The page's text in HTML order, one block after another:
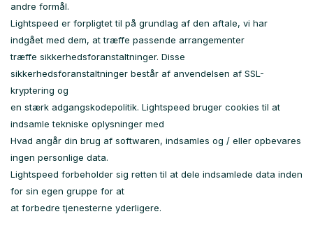
andre formål.
Lightspeed er forpligtet til på grundlag af den aftale, vi har
indgået med dem, at træffe passende arrangementer
træffe sikkerhedsforanstaltninger. Disse
sikkerhedsforanstaltninger består af anvendelsen af ​​SSL-
kryptering og
en stærk adgangskodepolitik. Lightspeed bruger cookies til at
indsamle tekniske oplysninger med
Hvad angår din brug af softwaren, indsamles og / eller opbevares
ingen personlige data.
Lightspeed forbeholder sig retten til at dele indsamlede data inden
for sin egen gruppe for at
at forbedre tjenesterne yderligere.